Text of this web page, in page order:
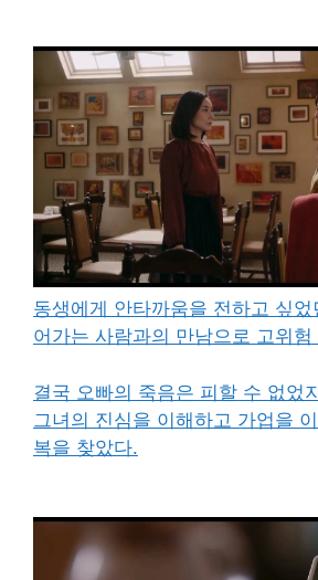
동생에게 안타까움을 전하고 싶
어가는 사람과의 만남으로 고위
결국 오빠의 죽음은 피할 수 없었
그녀의 진심을 이해하고 가업을
복을 찾았다.